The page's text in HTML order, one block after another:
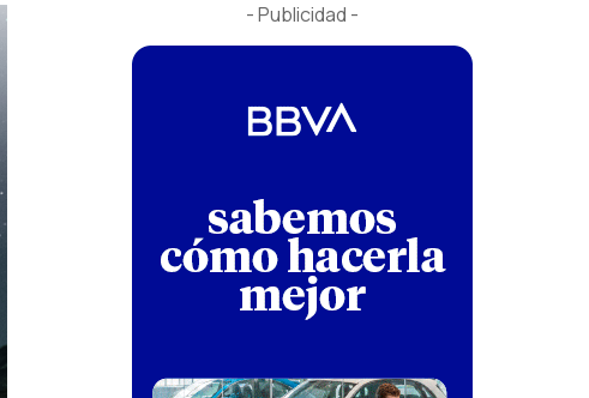
- Publicidad -